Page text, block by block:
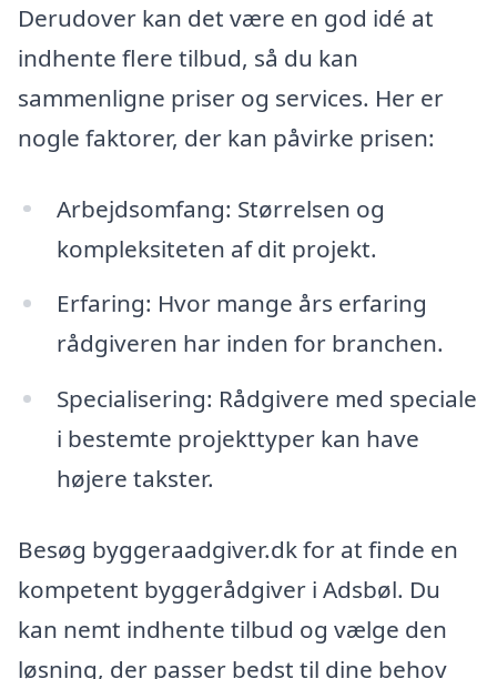
Derudover kan det være en god idé at
indhente flere tilbud, så du kan
sammenligne priser og services. Her er
nogle faktorer, der kan påvirke prisen:
Arbejdsomfang: Størrelsen og
kompleksiteten af dit projekt.
Erfaring: Hvor mange års erfaring
rådgiveren har inden for branchen.
Specialisering: Rådgivere med speciale
i bestemte projekttyper kan have
højere takster.
Besøg byggeraadgiver.dk for at finde en
kompetent byggerådgiver i Adsbøl. Du
kan nemt indhente tilbud og vælge den
løsning, der passer bedst til dine behov